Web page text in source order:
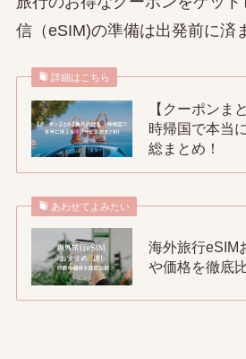
信（eSIM)の準備は出発前に済
詳細はこちら
【クーポンま
時帰国で本当
総まとめ！
あわせてよみたい
海外旅行eSIM
や価格を徹底